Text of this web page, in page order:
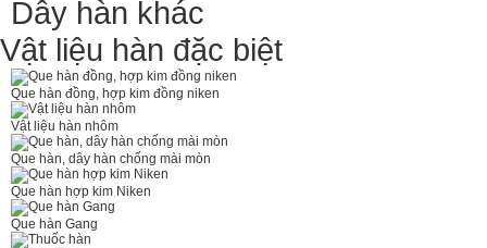
Dây hàn khác
Vật liệu hàn đặc biệt
Que hàn đồng, hợp kim đồng niken
Vật liệu hàn nhôm
Que hàn, dây hàn chống mài mòn
Que hàn hợp kim Niken
Que hàn Gang